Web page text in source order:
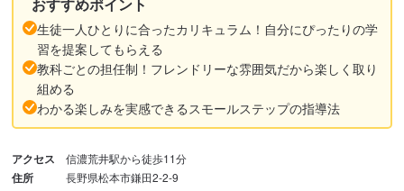
おすすめポイント
生徒一人ひとりに合ったカリキュラム！自分にぴったりの学
習を提案してもらえる
教科ごとの担任制！フレンドリーな雰囲気だから楽しく取り
組める
わかる楽しみを実感できるスモールステップの指導法
アクセス 信濃荒井駅から徒歩11分
住所 長野県松本市鎌田2-2-9